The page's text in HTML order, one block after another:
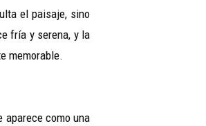
el paisaje, sino
fría y serena, y la
memorable.
aparece como una